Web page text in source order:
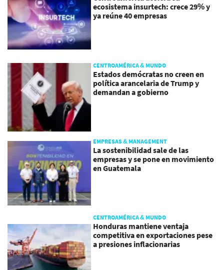
ecosistema insurtech: crece 29% y
ya reúne 40 empresas
CENTROAMÉRICA & MUNDO
Estados demócratas no creen en
política arancelaria de Trump y
demandan a gobierno
EMPRESAS & MANAGEMENT
La sostenibilidad sale de las
empresas y se pone en movimiento
en Guatemala
CENTROAMÉRICA & MUNDO
Honduras mantiene ventaja
competitiva en exportaciones pese
a presiones inflacionarias